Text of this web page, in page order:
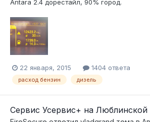
Antara 2.4 дорестайл, 90% город.
22 января, 2015 1404 ответа
расход бензин дизель
Сервис Усервис+ на Люблинской